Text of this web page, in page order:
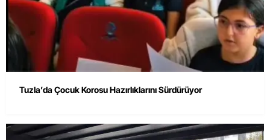
Tuzla’da Çocuk Korosu Hazırlıklarını Sürdürüyor